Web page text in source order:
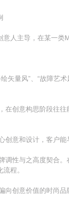
人主导，在某一类
量风”、“故障艺
创意构思阶段往
意和设计，客户
性与之高度契合
程。
创意价值的时尚